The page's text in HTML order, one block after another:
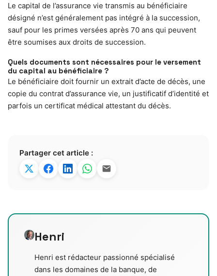
Le capital de l’assurance vie transmis au bénéficiaire
désigné n’est généralement pas intégré à la succession,
sauf pour les primes versées après 70 ans qui peuvent
être soumises aux droits de succession.
Quels documents sont nécessaires pour le versement
du capital au bénéficiaire ?
Le bénéficiaire doit fournir un extrait d’acte de décès, une
copie du contrat d’assurance vie, un justificatif d’identité et
parfois un certificat médical attestant du décès.
Partager cet article :
Henri
Henri est rédacteur passionné spécialisé
dans les domaines de la banque, de